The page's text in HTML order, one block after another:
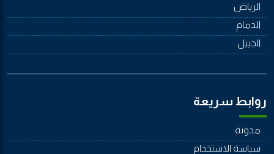
الرياض
الدمام
الجييل
روابط سريعة
مدونة
سياسة الاستخدام